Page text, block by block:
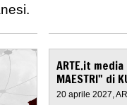
ARTE.it
MAESTRI" di
20 aprile 2027,